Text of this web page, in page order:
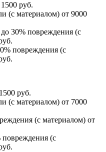
руб.
(с материалом) от 9000
30% повреждения (с
повреждения (с
руб.
(с материалом) от 7000
(с материалом) от
(с